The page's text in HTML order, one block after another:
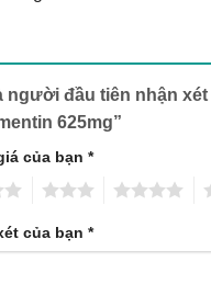
người đầu tiên nhận xét
625mg”
của bạn *
của bạn *